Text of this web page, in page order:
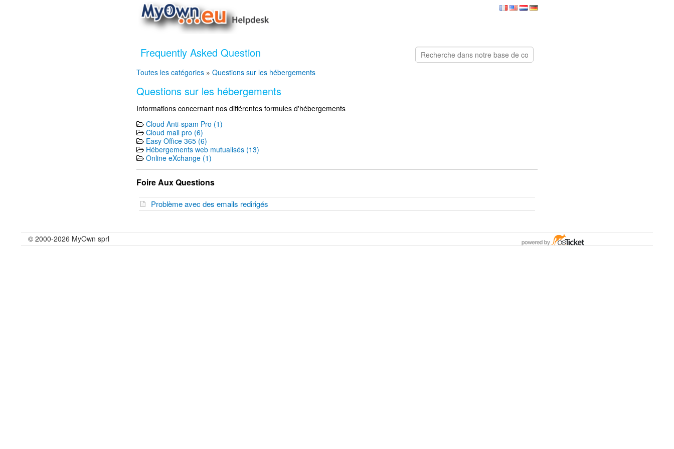
Frequently Asked Question
Toutes les catégories » Questions sur les hébergements
Questions sur les hébergements
Informations concernant nos différentes formules d'hébergements
Cloud Anti-spam Pro (1)
Cloud mail pro (6)
Easy Office 365 (6)
Hébergements web mutualisés (13)
Online eXchange (1)
Foire Aux Questions
Problème avec des emails redirigés
© 2000-2026 MyOwn sprl